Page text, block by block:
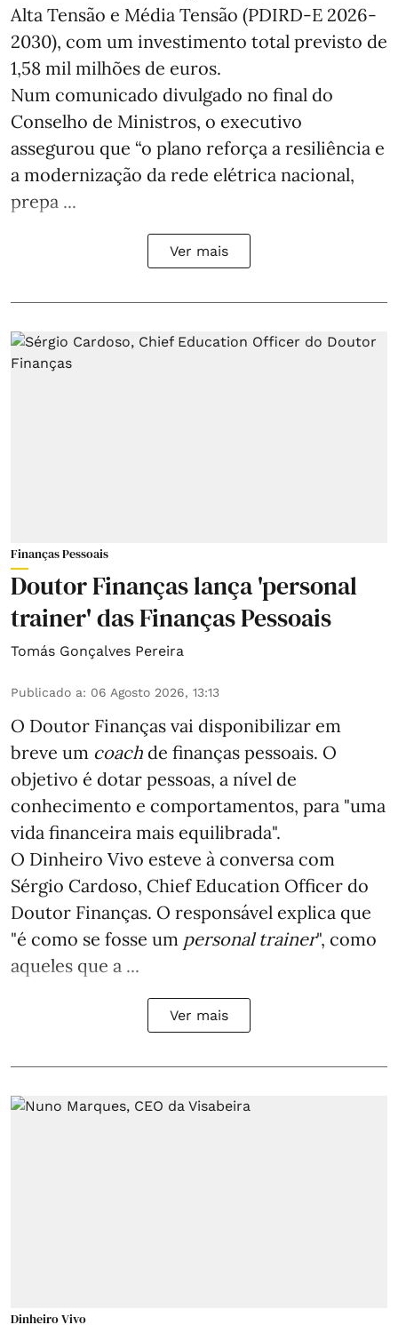
Alta Tensão e Média Tensão (PDIRD-E 2026-
2030), com um investimento total previsto de
1,58 mil milhões de euros.
Num comunicado divulgado no final do
Conselho de Ministros, o executivo
assegurou que “o plano reforça a resiliência e
a modernização da rede elétrica nacional,
prepa ...
Ver mais
Finanças Pessoais
Doutor Finanças lança 'personal
trainer' das Finanças Pessoais
Tomás Gonçalves Pereira
Publicado a: 06 Agosto 2026, 13:13
O Doutor Finanças vai disponibilizar em
breve um coach de finanças pessoais. O
objetivo é dotar pessoas, a nível de
conhecimento e comportamentos, para "uma
vida financeira mais equilibrada".
O Dinheiro Vivo esteve à conversa com
Sérgio Cardoso, Chief Education Officer do
Doutor Finanças. O responsável explica que
"é como se fosse um personal trainer", como
aqueles que a ...
Ver mais
Dinheiro Vivo